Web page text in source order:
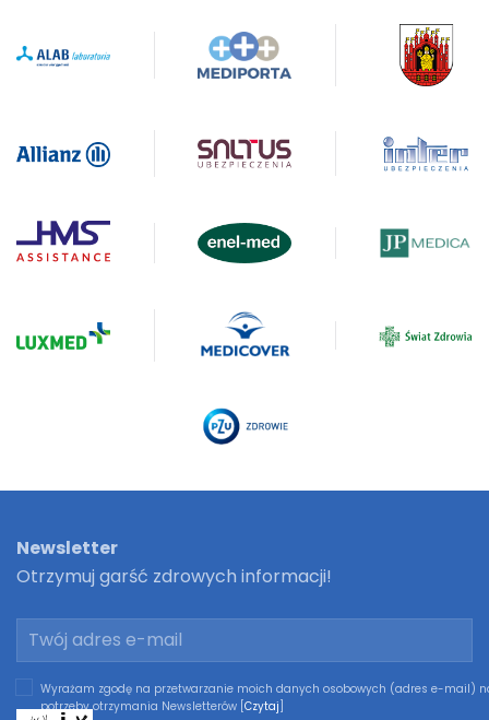
Newsletter
Otrzymuj garść zdrowych informacji!
Wyrażam zgodę na przetwarzanie moich danych osobowych (adres e-mail)
potrzeby otrzymania Newsletterów [Czytaj]